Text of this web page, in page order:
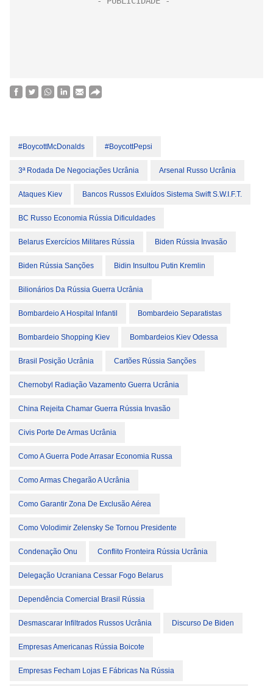
#BoycottMcDonalds #BoycottPepsi
3ª Rodada De Negociações Ucrânia Arsenal Russo Ucrânia
Ataques Kiev Bancos Russos Exluídos Sistema Swift S.w.i.f.t.
BC Russo Economia Rússia Dificuldades
Belarus Exercícios Militares Rússia Biden Rússia Invasão
Biden Rússia Sanções Bidin Insultou Putin Kremlin
Bilionários Da Rússia Guerra Ucrânia
Bombardeio A Hospital Infantil Bombardeio Separatistas
Bombardeio Shopping Kiev Bombardeios Kiev Odessa
Brasil Posição Ucrânia Cartões Rússia Sanções
Chernobyl Radiação Vazamento Guerra Ucrânia
China Rejeita Chamar Guerra Rússia Invasão
Civis Porte De Armas Ucrânia
Como A Guerra Pode Arrasar Economia Russa
Como Armas Chegarão A Ucrânia
Como Garantir Zona De Exclusão Aérea
Como Volodimir Zelensky Se Tornou Presidente
Condenação Onu Conflito Fronteira Rússia Ucrânia
Delegação Ucraniana Cessar Fogo Belarus
Dependência Comercial Brasil Rússia
Desmascarar Infiltrados Russos Ucrânia Discurso De Biden
Empresas Americanas Rússia Boicote
Empresas Fecham Lojas E Fábricas Na Rússia